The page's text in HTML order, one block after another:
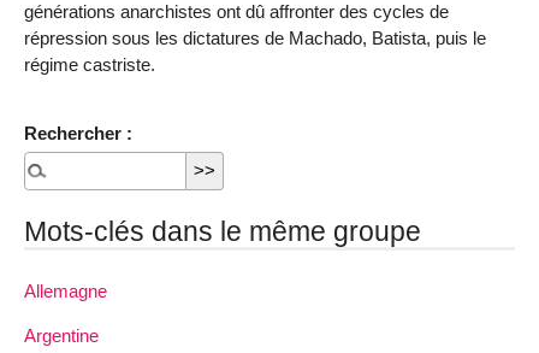
générations anarchistes ont dû affronter des cycles de
répression sous les dictatures de Machado, Batista, puis le
régime castriste.
Rechercher :
Mots-clés dans le même groupe
Allemagne
Argentine